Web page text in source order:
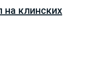
клинских